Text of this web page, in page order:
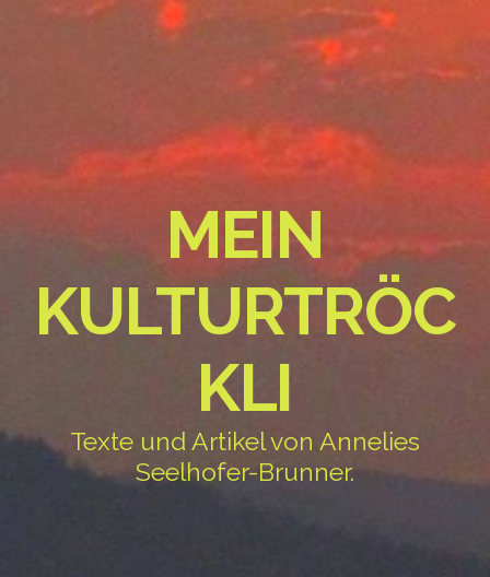
MEIN
KULTURTRÖC
KLI
Texte und Artikel von Annelies
Seelhofer-Brunner.